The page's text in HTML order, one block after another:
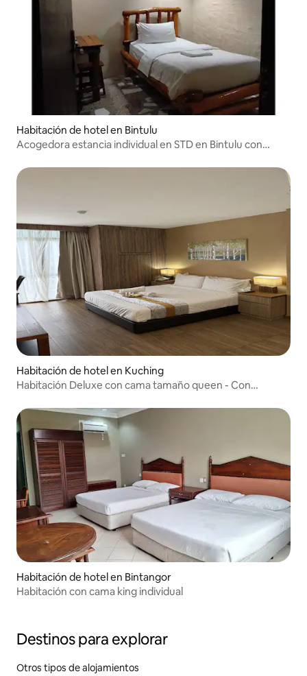
Habitación de hotel en Bintulu
Acogedora estancia individual en STD en Bintulu con
Habitación de hotel en Kuching
Habitación Deluxe con cama tamaño queen - Con
Habitación de hotel en Bintangor
Habitación con cama king individual
Destinos para explorar
Otros tipos de alojamientos